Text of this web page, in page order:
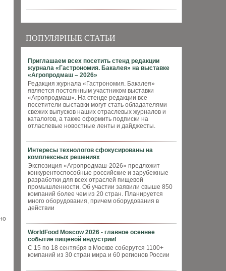
ПОПУЛЯРНЫЕ СТАТЬИ
Приглашаем всех посетить стенд редакции
журнала «Гастрономия. Бакалея» на выставке
«Агропродмаш – 2026»
Редакция журнала «Гастрономия. Бакалея»
является постоянным участником выставки
«Агропродмаш». На стенде редакции все
посетители выставки могут стать обладателями
свежих выпусков наших отраслевых журналов и
каталогов, а также оформить подписки на
отласлевые новостные ленты и дайджесты.
Интересы технологов сфокусированы на
комплексных решениях
Экспозиция «Агропродмаш-2026» предложит
конкурентоспособные российские и зарубежные
разработки для всех отраслей пищевой
промышленности. Об участии заявили свыше 850
компаний более чем из 20 стран. Планируется
много оборудования, причем оборудования в
действии
WorldFood Moscow 2026 - главное осеннее
событие пищевой индустрии!
С 15 по 18 сентября в Москве соберутся 1100+
компаний из 30 стран мира и 60 регионов России